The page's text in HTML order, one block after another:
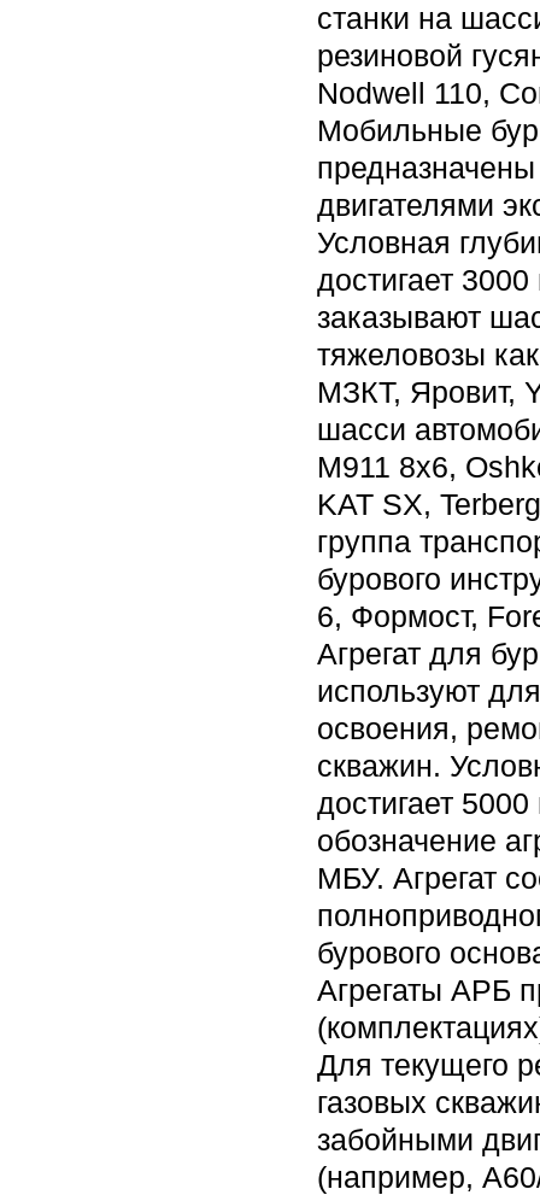
станки на
резиновой
Nodwell 110,
Мобильные
двигателями
Условная
достигает
заказывают
тяжеловозы
МЗКТ, Яровит,
шасси
M911 8x6,
KAT SX,
группа
бурового
6, Формост,
Агрегат для
используют
освоения,
скважин.
достигает
обозначение
МБУ. Агрегат
бурового
Агрегаты АРБ
Для текущего
газовых
забойными
(например,